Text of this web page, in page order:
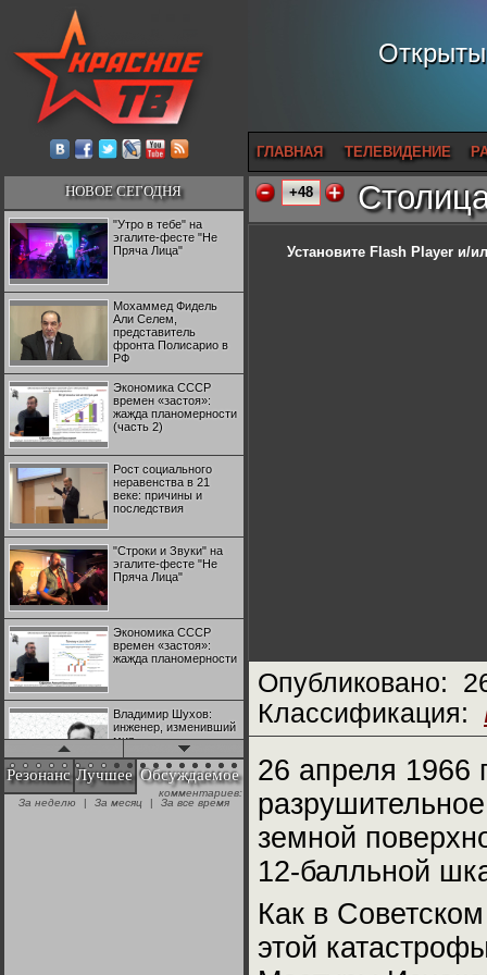
ГЛАВНАЯ ТЕЛЕВИДЕНИЕ
НОВОЕ СЕГОДНЯ
"Утро в тебе" на
эгалите-фесте "Не
Пряча Лица"
Мохаммед Фидель
Али Селем,
представитель
фронта Полисарио в
РФ
Экономика СССР
времен «застоя»:
жажда планомерности
(часть 2)
Рост социального
неравенства в 21
веке: причины и
последствия
"Строки и Звуки" на
эгалите-фесте "Не
Пряча Лица"
Экономика СССР
времен «застоя»:
жажда планомерности
Владимир Шухов:
инженер, изменивший
мир
"Аркадий Коц" на
эгалите-фесте "Не
Резонанс Лучшее Обсуждаемое
комментариев:
За неделю
| За месяц | За все время
+48
Установите Flash Player и/
Опубликовано:
Классификация:
26 апреля 1966
земной
12-балльной
Как в
этой